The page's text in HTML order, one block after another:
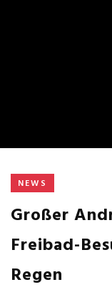
NEWS
Großer
Freibad-
Regen